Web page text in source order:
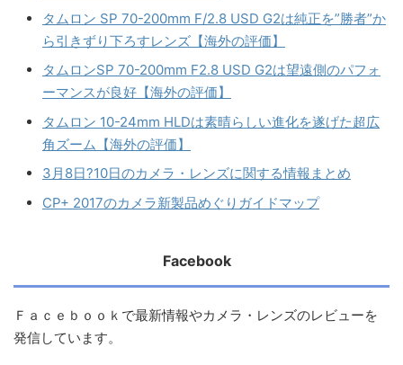
タムロン SP 70-200mm F/2.8 USD G2は純正を”勝者”か
ら引きずり下ろすレンズ【海外の評価】
タムロンSP 70-200mm F2.8 USD G2は望遠側のパフォ
ーマンスが良好【海外の評価】
タムロン 10-24mm HLDは素晴らしい進化を遂げた超広
角ズーム【海外の評価】
3月8日?10日のカメラ・レンズに関する情報まとめ
CP+ 2017のカメラ新製品めぐりガイドマップ
Facebook
Ｆａｃｅｂｏｏｋで最新情報やカメラ・レンズのレビューを
発信しています。